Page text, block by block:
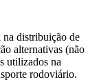
distribuição de
alternativas (não
utilizados na
rodoviário.